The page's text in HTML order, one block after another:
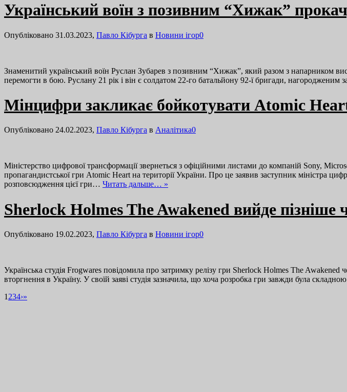
Український воїн з позивним “Хижак”
Опубліковано 31.03.2023, Павло Кібурга в Новини ігор0
Знаменитий український воїн Руслан Зубарев з позивним “Хижак”, який разом з напарником
перемогти в бою. Руслану 21 рік і він є солдатом 22-го батальйону 92-ї бригади, нагородженим
Мінцифри закликає бойкотувати Atomic
Опубліковано 24.02.2023, Павло Кібурга в Аналітика0
Міністерство цифрової трансформації звернеться з офіційними листами до компаній Sony,
пропагандистської гри Atomic Heart на території України. Про це заявив заступник міністра
розповсюдження цієї гри… Читать дальше… »
Sherlock Holmes The Awakened вийде пізніше
Опубліковано 19.02.2023, Павло Кібурга в Новини ігор0
Українська студія Frogwares повідомила про затримку релізу гри Sherlock Holmes The
вторгнення в Україну. У своїй заяві студія зазначила, що хоча розробка гри завжди була
1 234›»